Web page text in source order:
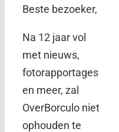
Beste bezoeker,
Na 12 jaar vol
met nieuws,
fotorapportages
en meer, zal
OverBorculo niet
ophouden te